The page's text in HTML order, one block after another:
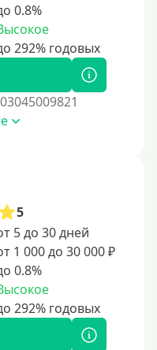
0.8%
5
5 до 30 дней
1 000 до 30 000 ₽
0.8%